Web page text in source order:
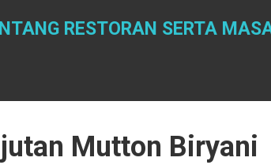
RESTORAN SERTA
Mutton Biryani